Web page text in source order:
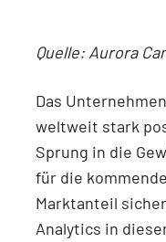
Quelle: Aurora
Das
weltweit stark
Sprung in die
für die
Marktanteil
Analytics in